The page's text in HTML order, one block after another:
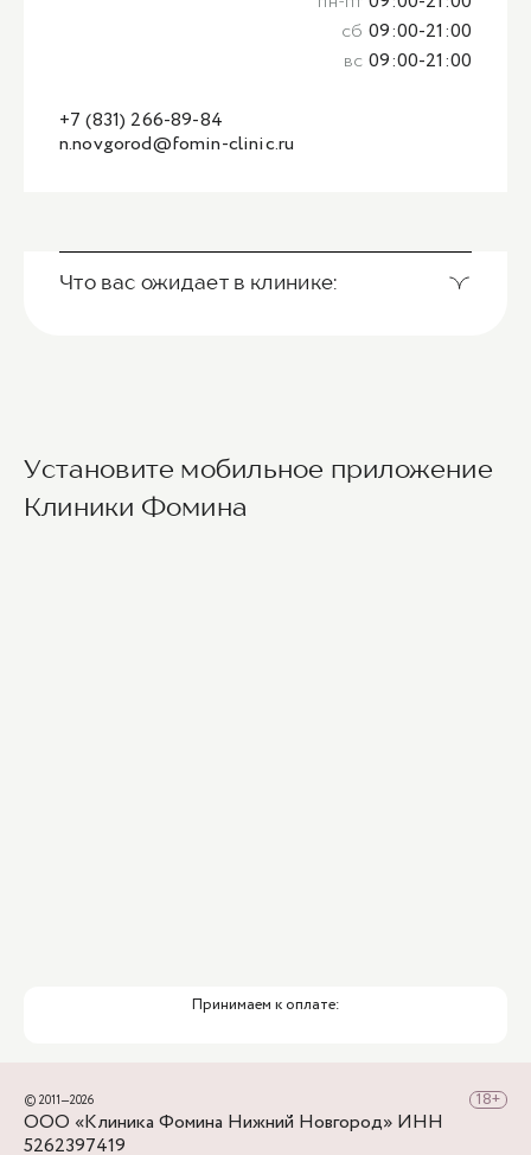
n.novgorod@fomin-clinic.ru
+7 (831) 266-89-84
сб 09:00-21:00
вс 09:00-21:00
Что вас ожидает в клинике:
Ведущие врачи региона
Установите мобильное приложение
Клиники Фомина
Принимаем к оплате:
© 2011—2026
ООО «Клиника Фомина Нижний Новгород» ИНН
5262397419